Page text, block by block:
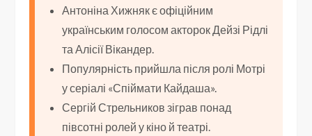
Антоніна Хижняк є офіційним
українським голосом акторок Дейзі Рідлі
та Алісії Вікандер.
Популярність прийшла після ролі Мотрі
у серіалі «Спіймати Кайдаша».
Сергій Стрельников зіграв понад
півсотні ролей у кіно й театрі.